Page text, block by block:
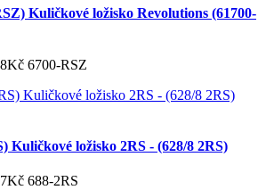
Kuličkové ložisko Revolutions (61700-
6700-RSZ
Kuličkové ložisko 2RS - (628/8 2RS)
688-2RS